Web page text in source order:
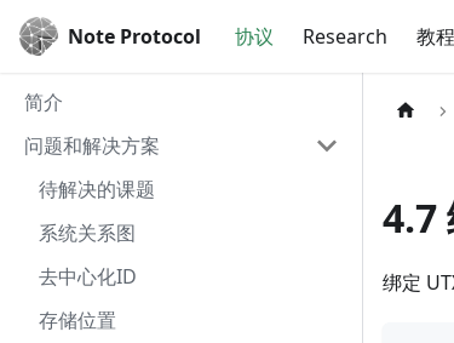
Note Protocol 协议 Research 教程
简介
问题和解决方案
待解决的课题
系统关系图
去中心化ID
存储位置
4.7
绑定